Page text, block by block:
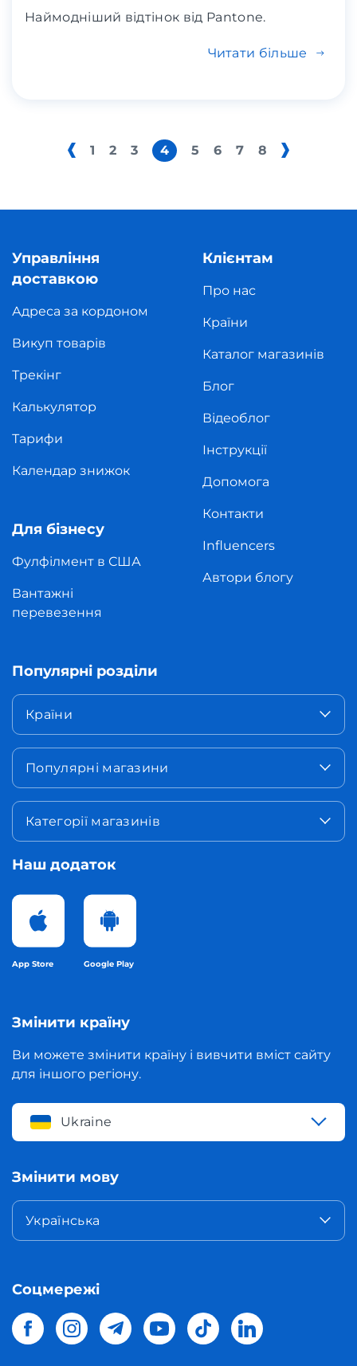
Наймодніший відтінок від Pantone.
Читати більше
1 2 3 4 5 6 7 8
Управління
доставкою
Адреса за кордоном
Викуп товарів
Трекінг
Калькулятор
Тарифи
Календар знижок
Для бізнесу
Фулфілмент в США
Вантажні
перевезення
Клієнтам
Про нас
Країни
Каталог магазинів
Блог
Відеоблог
Інструкції
Допомога
Контакти
Influencers
Автори блогу
Популярні розділи
Країни
Популярні магазини
Категорії магазинів
Наш додаток
App Store Google Play
Змінити країну
Ви можете змінити країну і вивчити вміст сайту
для іншого регіону.
Ukraine
Змінити мову
Українська
Соцмережі